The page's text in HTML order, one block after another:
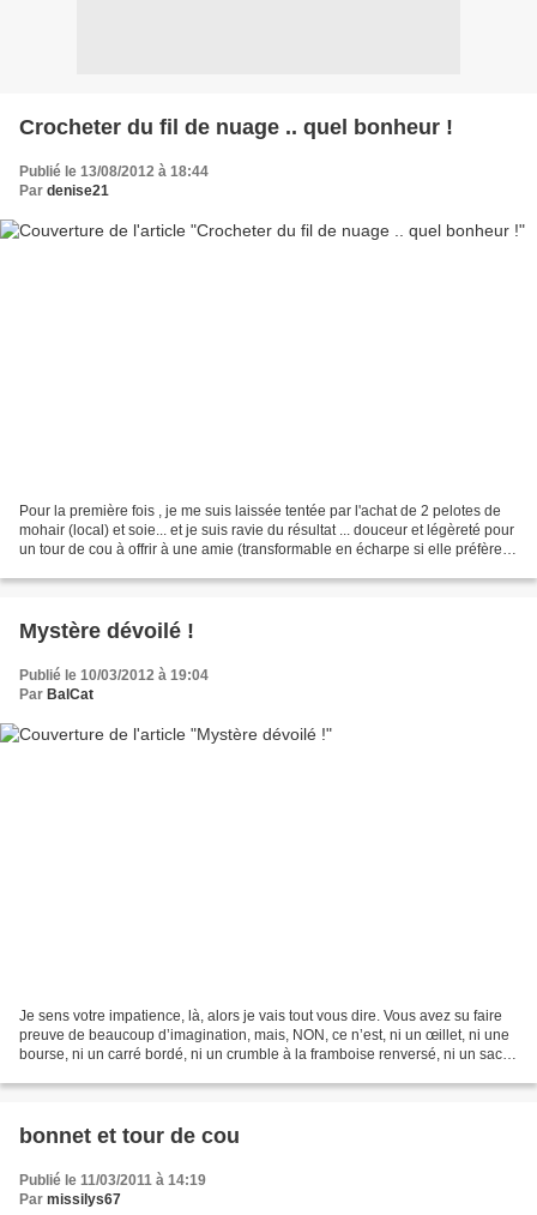
Crocheter du fil de nuage .. quel bonheur !
Publié le 13/08/2012 à 18:44
Par denise21
Pour la première fois , je me suis laissée tentée par l'achat de 2 pelotes de
mohair (local) et soie... et je suis ravie du résultat ... douceur et légèreté pour
un tour de cou à offrir à une amie (transformable en écharpe si elle préfère).
Mystère dévoilé !
Publié le 10/03/2012 à 19:04
Par BalCat
Je sens votre impatience, là, alors je vais tout vous dire. Vous avez su faire
preuve de beaucoup d’imagination, mais, NON, ce n’est, ni un œillet, ni une
bourse, ni un carré bordé, ni un crumble à la framboise renversé, ni un sac
bonnet et tour de cou
Publié le 11/03/2011 à 14:19
Par missilys67